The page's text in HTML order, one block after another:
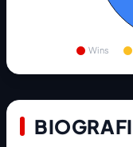
Wins
BIOGRAFI